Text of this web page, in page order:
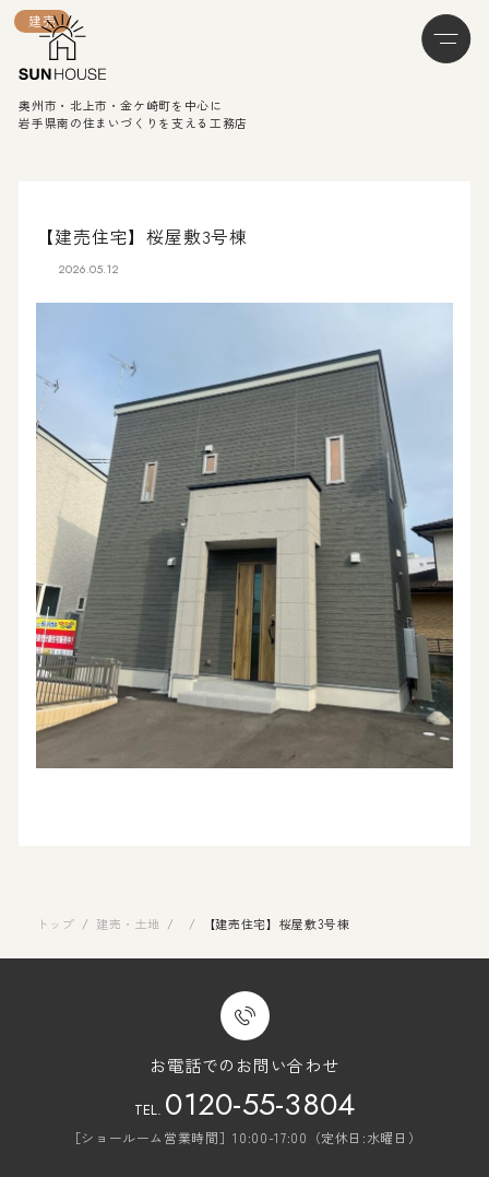
奥州市・北上市・金ケ崎町を中心に
岩手県南の住まいづくりを支える工務店
【建売住宅】桜屋敷3号棟
2026.05.12
トップ / 建売・土地 /
建売
/ 【建売住宅】桜屋敷3号棟
お電話でのお問い合わせ
TEL. 0120-55-3804
［ショールーム営業時間］10:00-17:00（定休日:水曜日）